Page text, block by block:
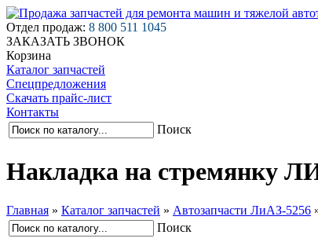
Отдел продаж: 8 800 511 1045
ЗАКАЗАТЬ ЗВОНОК
Корзина
Каталог запчастей
Спецпредложения
Скачать прайс-лист
Контакты
Поиск
Накладка на стремянку
Главная » Каталог запчастей » Автозапчасти ЛиАЗ-5256
Поиск